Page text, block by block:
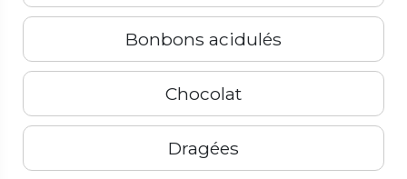
Bonbons acidulés
Chocolat
Dragées
Précédent Suivant